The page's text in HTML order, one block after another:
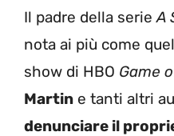
Il padre della serieA
nota ai più come
show di HBO Game
Martin e tanti altri
denunciare il